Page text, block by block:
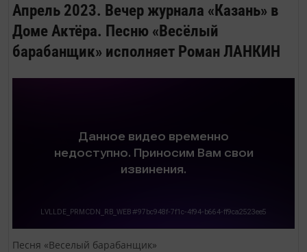
Апрель 2023. Вечер журнала «Казань» в
Доме Актёра. Песню «Весёлый
барабанщик» исполняет Роман ЛАНКИН
Песня «Веселый барабанщик»